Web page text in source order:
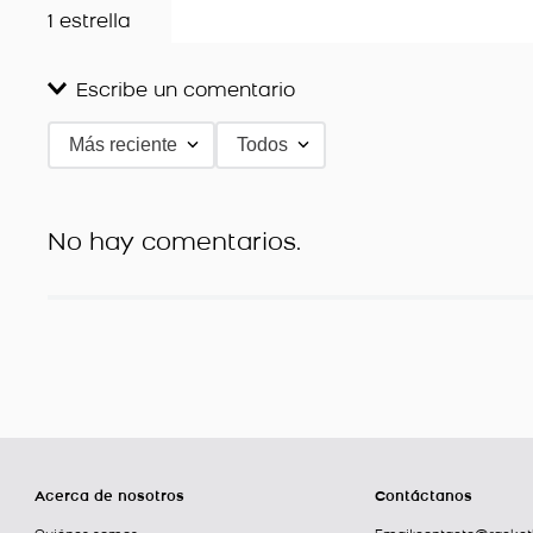
1 estrella
Escribe un comentario
Agregar comentario
Más reciente Todos
No hay comentarios.
Acerca de nosotros Contáctanos